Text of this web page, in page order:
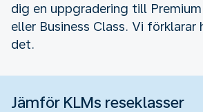
dig en uppgradering till
eller Business Class. Vi förklarar
det.
Jämför KLMs reseklasser